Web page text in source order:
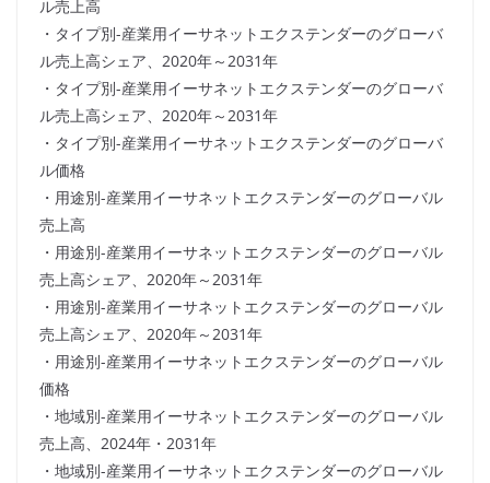
ル売上高
・タイプ別-産業用イーサネットエクステンダーのグローバ
ル売上高シェア、2020年～2031年
・タイプ別-産業用イーサネットエクステンダーのグローバ
ル売上高シェア、2020年～2031年
・タイプ別-産業用イーサネットエクステンダーのグローバ
ル価格
・用途別-産業用イーサネットエクステンダーのグローバル
売上高
・用途別-産業用イーサネットエクステンダーのグローバル
売上高シェア、2020年～2031年
・用途別-産業用イーサネットエクステンダーのグローバル
売上高シェア、2020年～2031年
・用途別-産業用イーサネットエクステンダーのグローバル
価格
・地域別-産業用イーサネットエクステンダーのグローバル
売上高、2024年・2031年
・地域別-産業用イーサネットエクステンダーのグローバル